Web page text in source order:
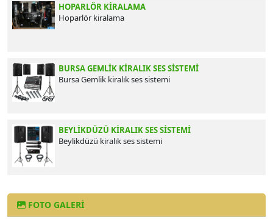
HOPARLÖR KIRALAMA
Hoparlör kiralama
BURSA GEMLIK KIRALIK SES SISTEMI
Bursa Gemlik kiralık ses sistemi
BEYLIKDÜZÜ KIRALIK SES SISTEMI
Beylikdüzü kiralık ses sistemi
FOTO GALERI